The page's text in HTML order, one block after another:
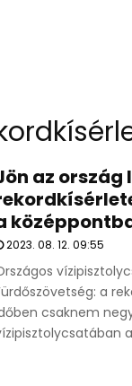
az
2023. 08. 12. 09:55
a
csaknem